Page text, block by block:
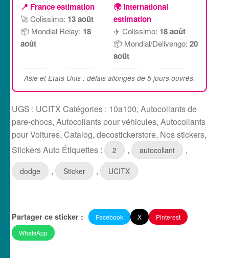
📍 France estimation
🚀 Colissimo: 13 août
📦 Mondial Relay: 18
août
🌍 International
estimation
✈️ Colissimo: 18 août
📦 Mondial/Delivengo: 20
août
Asie et Etats Unis : délais allongés de 5 jours ouvrés.
UGS : UCITX Catégories : 10a100, Autocollants de
pare-chocs, Autocollants pour véhicules, Autocollants
pour Voitures, Catalog, decostickerstore, Nos stickers,
Stickers Auto Étiquettes : 2 , autocollant ,
dodge , Sticker , UCITX
Partager ce sticker : Facebook X
Pinterest
WhatsApp